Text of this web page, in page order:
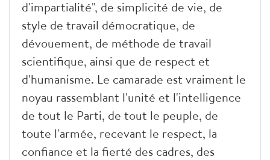
d'impartialité", de simplicité de vie, de
style de travail démocratique, de
dévouement, de méthode de travail
scientifique, ainsi que de respect et
d'humanisme. Le camarade est vraiment le
noyau rassemblant l'unité et l'intelligence
de tout le Parti, de tout le peuple, de
toute l'armée, recevant le respect, la
confiance et la fierté des cadres, des